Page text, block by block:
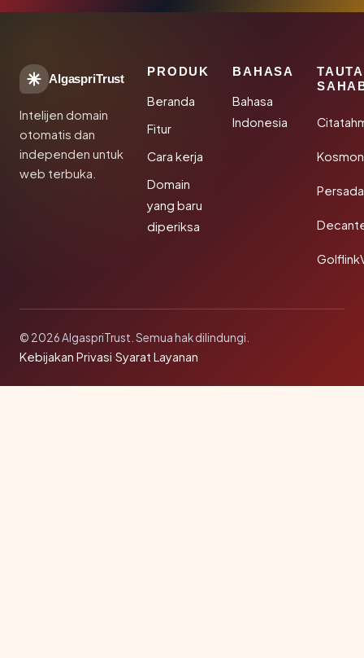
AlgaspriTrust
Intelijen domain
otomatis dan
independen untuk
web terbuka.
PRODUK
Beranda
Fitur
Cara kerja
Domain
yang baru
diperiksa
BAHASA
Bahasa
Indonesia
© 2026 AlgaspriTrust. Semua hak dilindungi.
Kebijakan Privasi·Syarat Layanan